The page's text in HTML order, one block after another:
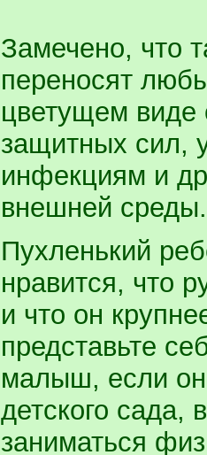
Замечено, что
переносят
цветущем виде
защитных сил,
инфекциям и
внешней среды.
Пухленький
нравится, что
и что он
представьте
малыш, если он
детского сада,
заниматься